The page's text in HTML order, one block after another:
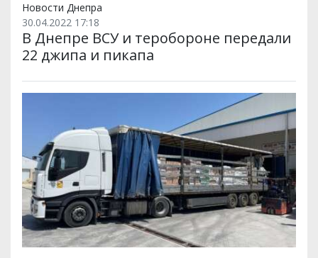
Новости Днепра
30.04.2022 17:18
В Днепре ВСУ и теробороне передали
22 джипа и пикапа